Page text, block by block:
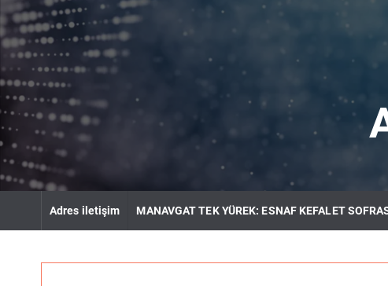
k
t
c
o
n
e
Adres iletişim MANAVGAT TEK YÜREK: ESNAF KEFALET